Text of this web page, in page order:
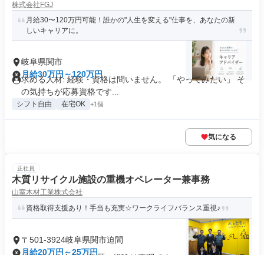
株式会社FGJ
月給30〜120万円可能！誰かの"人生を変える"仕事を、あなたの新
しいキャリアに。
岐阜県関市
月給30万円～120万円
求める人材: 経験・資格は問いません。 「やってみたい」 そ
の気持ちが応募資格です...
シフト自由 在宅OK +1個
気になる
正社員
木質リサイクル施設の重機オペレーター兼事務
山室木材工業株式会社
資格取得支援あり！手当も充実☆ワークライフバランス重視♪
〒501-3924岐阜県関市迫間
月給20万円～25万円